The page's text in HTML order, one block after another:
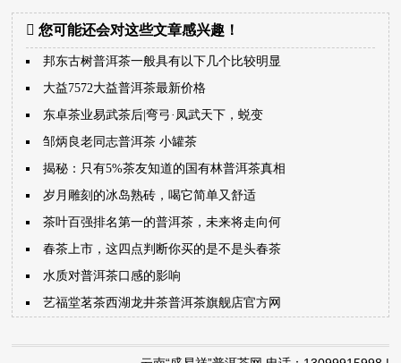
您可能还会对这些文章感兴趣！
邦东古树普洱茶一般具有以下几个比较明显
大益7572大益普洱茶最新价格
东卓茶业易武茶后|弯弓·凤武天下，蜕变
邹炳良老同志普洱茶 小罐茶
揭秘：只有5%茶友知道的国有林普洱茶真相
岁月雕刻的冰岛熟砖，喝它简单又舒适
茶叶百强排名第一的普洱茶，未来将走向何
春茶上市，这四点判断你买的是不是头春茶
水质对普洱茶口感的影响
艺福堂茗茶西湖龙井茶普洱茶旗舰店官方网